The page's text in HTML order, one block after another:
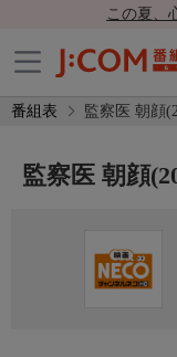
この夏、
番組表 監察医 朝顔
監察医 朝顔